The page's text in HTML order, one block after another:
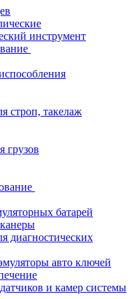
инструмент
строп, такелаж
грузов
батарей
диагностических
авто ключей
и камер системы